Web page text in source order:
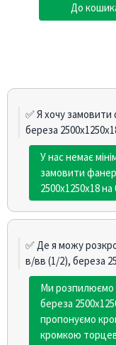
До
✅ Я хочу
береза
У нас немає
замовити
2500х1250х18
✅ Де я можу
в/вв (1/2), береза
Ми розпилюємо
береза
пропонуємо
кромкою